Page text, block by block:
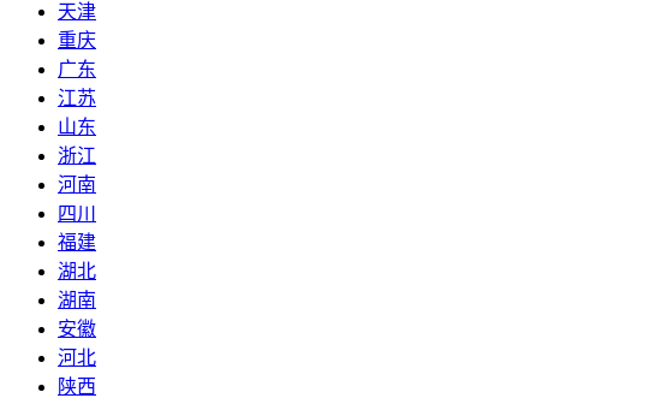
天津
重庆
广东
江苏
山东
浙江
河南
四川
福建
湖北
湖南
安徽
河北
陕西